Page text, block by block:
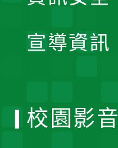
宣導資訊
校園影音